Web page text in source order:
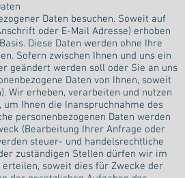
Daten besuchen. Soweit auf
oder E-Mail Adresse) erhoben
Diese Daten werden ohne Ihre
Sofern zwischen Ihnen und uns ein
geändert werden soll oder Sie an uns
Daten von Ihnen, soweit
Wir erheben, verarbeiten und nutzen
Ihnen die Inanspruchnahme des
personenbezogenen Daten werden
(Bearbeitung Ihrer Anfrage oder
steuer- und handelsrechtliche
zuständigen Stellen dürfen wir im
soweit dies für Zwecke der